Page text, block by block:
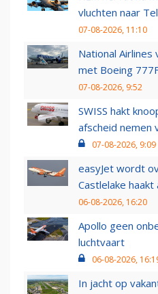
vluchten naar
07-08-2026, 11:10
National
met Boeing
07-08-2026, 9:52
SWISS hakt
afscheid nemen
07-08-2026, 9:09
easyJet wordt
Castlelake haakt
06-08-2026, 16:20
Apollo geen
luchtvaart
06-08-2026,
In jacht op